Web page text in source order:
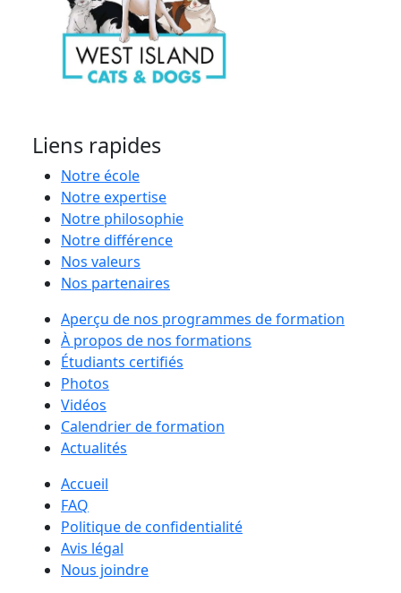
Liens rapides
Notre école
Notre expertise
Notre philosophie
Notre différence
Nos valeurs
Nos partenaires
Aperçu de nos programmes de formation
À propos de nos formations
Étudiants certifiés
Photos
Vidéos
Calendrier de formation
Actualités
Accueil
FAQ
Politique de confidentialité
Avis légal
Nous joindre